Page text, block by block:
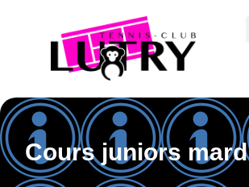
Cours juniors